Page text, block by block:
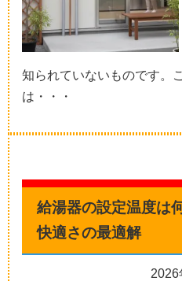
知られていないものです。
は・・・
給湯器の設定温度は
快適さの最適解
2026